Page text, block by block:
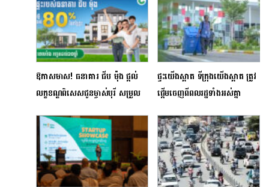
ឱកាសមាស! ធនាគារ ជីប ម៉ុង ផ្តល់
លក្ខខណ្ឌពិសេសជូនម្ចាស់បុរី សម្រួល
វិនិយោគបន្ត
ផ្ទះយើងស្អាត ទីក្រុងយើងស្អាត ត្រូវ
ផ្តើមចេញពីពលរដ្ឋទាំងអស់គ្នា
ឆ្លាតវៃ